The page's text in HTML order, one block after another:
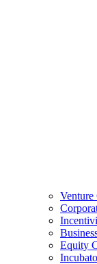
Venture
Equity